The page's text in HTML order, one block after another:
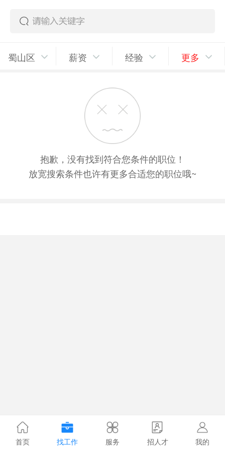
蜀山区 薪资 经验 更多
抱歉，没有找到符合您条件的职位！
放宽搜索条件也许有更多合适您的职位哦~
首页 找工作 服务 招人才 我的